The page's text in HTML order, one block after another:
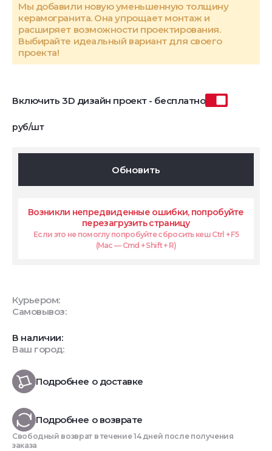
Мы добавили новую уменьшенную толщину
керамогранита. Она упрощает монтаж и
расширяет возможности проектирования.
Выбирайте идеальный вариант для своего
проекта!
Включить 3D дизайн проект - бесплатно
руб/шт
Обновить
Возникли непредвиденные ошибки, попробуйте
перезагрузить страницу
Если это не помоглу попробуйте сбросить кеш Ctrl + F5
(Mac — Cmd + Shift + R)
Курьером:
Самовывоз:
В наличии:
Ваш город:
Подробнее о доставке
Подробнее о возврате
Свободный возврат в течение 14 дней после получения
заказа